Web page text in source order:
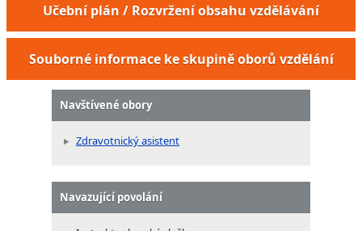
Učební plán / Rozvržení obsahu vzdělávání
Souborné informace ke skupině oborů vzdělání
Navštívené obory
Zdravotnický asistent
Navazující povolání